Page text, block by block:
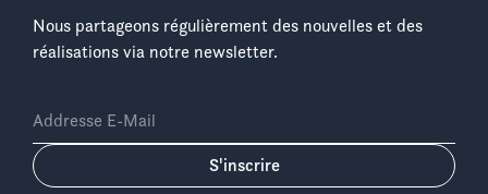
Nous partageons régulièrement des nouvelles et des
réalisations via notre newsletter.
Addresse E-Mail
S'inscrire